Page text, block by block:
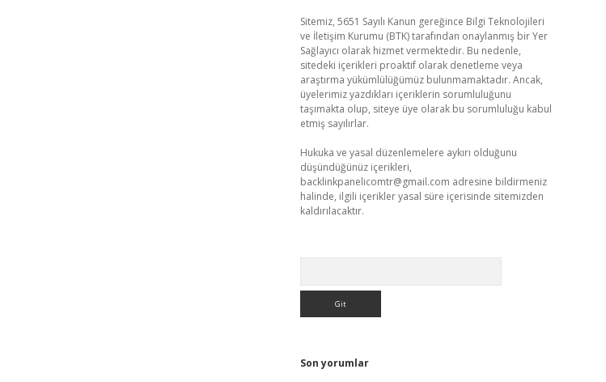
Sitemiz, 5651 Sayılı Kanun gereğince Bilgi Teknolojileri
ve İletişim Kurumu (BTK) tarafından onaylanmış bir Yer
Sağlayıcı olarak hizmet vermektedir. Bu nedenle,
sitedeki içerikleri proaktif olarak denetleme veya
araştırma yükümlülüğümüz bulunmamaktadır. Ancak,
üyelerimiz yazdıkları içeriklerin sorumluluğunu
taşımakta olup, siteye üye olarak bu sorumluluğu kabul
etmiş sayılırlar.
Hukuka ve yasal düzenlemelere aykırı olduğunu
düşündüğünüz içerikleri,
backlinkpanelicomtr@gmail.com adresine bildirmeniz
halinde, ilgili içerikler yasal süre içerisinde sitemizden
kaldırılacaktır.
Son yorumlar